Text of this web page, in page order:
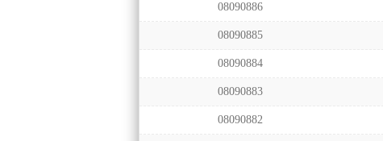
08090886
08090885
08090884
08090883
08090882